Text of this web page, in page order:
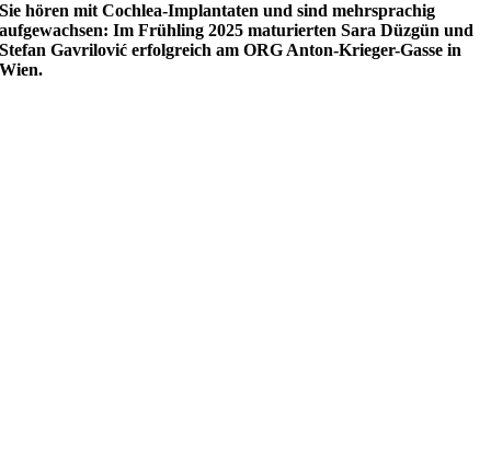
Sie hören mit Cochlea-Implantaten und sind mehrsprachig
aufgewachsen: Im Frühling 2025 maturierten Sara Düzgün und
Stefan Gavrilović erfolgreich am ORG Anton-Krieger-Gasse in
Wien.